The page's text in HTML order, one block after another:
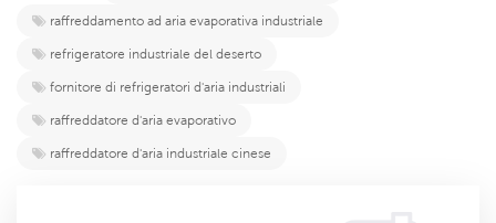
raffreddamento ad aria evaporativa industriale
refrigeratore industriale del deserto
fornitore di refrigeratori d'aria industriali
raffreddatore d'aria evaporativo
raffreddatore d'aria industriale cinese